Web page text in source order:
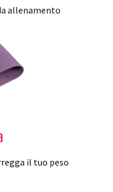
allenamento
il tuo peso